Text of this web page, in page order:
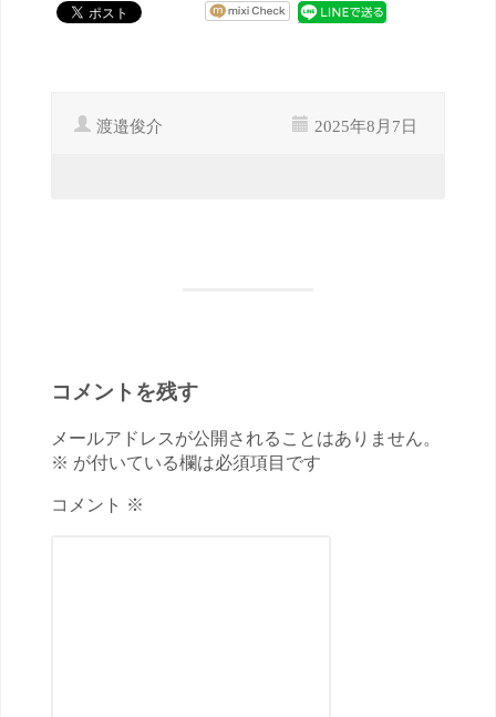
渡邉俊介 2025年8月7日
コメントを残す
メールアドレスが公開されることはありません。
※ が付いている欄は必須項目です
コメント ※